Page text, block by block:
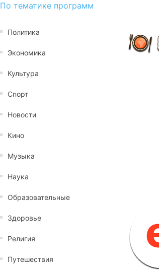
По тематике программ
Политика
Экономика
Культура
Спорт
Новости
Кино
Музыка
Наука
Образовательные
Здоровье
Религия
Путешествия